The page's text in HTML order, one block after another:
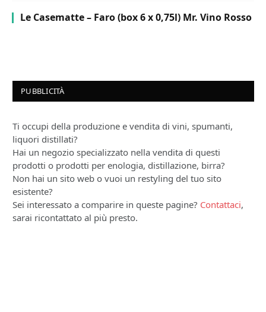
Le Casematte – Faro (box 6 x 0,75l) Mr. Vino Rosso
PUBBLICITÀ
Ti occupi della produzione e vendita di vini, spumanti,
liquori distillati?
Hai un negozio specializzato nella vendita di questi
prodotti o prodotti per enologia, distillazione, birra?
Non hai un sito web o vuoi un restyling del tuo sito
esistente?
Sei interessato a comparire in queste pagine? Contattaci,
sarai ricontattato al più presto.